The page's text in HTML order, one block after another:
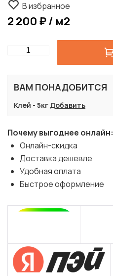
В избранное
2 200 ₽ / м2
Quantity
ВАМ ПОНАДОБИТСЯ
Клей - 5кг Добавить
Почему выгоднее онлайн:
Онлайн-скидка
Доставка дешевле
Удобная оплата
Быстрое оформление